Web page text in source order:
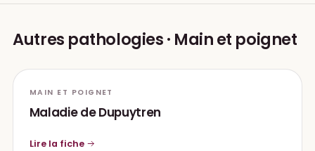
Autres pathologies · Main et poignet
MAIN ET POIGNET
Maladie de Dupuytren
Lire la fiche